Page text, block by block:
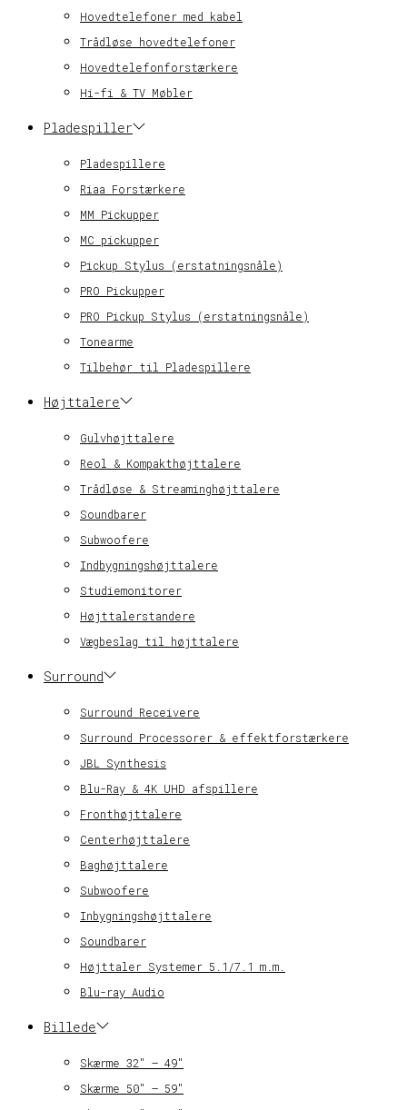
Hovedtelefoner med kabel
Trådløse hovedtelefoner
Hovedtelefonforstærkere
Hi-fi & TV Møbler
Pladespiller
Pladespillere
Riaa Forstærkere
MM Pickupper
MC pickupper
Pickup Stylus (erstatningsnåle)
PRO Pickupper
PRO Pickup Stylus (erstatningsnåle)
Tonearme
Tilbehør til Pladespillere
Højttalere
Gulvhøjttalere
Reol & Kompakthøjttalere
Trådløse & Streaminghøjttalere
Soundbarer
Subwoofere
Indbygningshøjttalere
Studiemonitorer
Højttalerstandere
Vægbeslag til højttalere
Surround
Surround Receivere
Surround Processorer & effektforstærkere
JBL Synthesis
Blu-Ray & 4K UHD afspillere
Fronthøjttalere
Centerhøjttalere
Baghøjttalere
Subwoofere
Inbygningshøjttalere
Soundbarer
Højttaler Systemer 5.1/7.1 m.m.
Blu-ray Audio
Billede
Skærme 32″ – 49″
Skærme 50″ – 59″